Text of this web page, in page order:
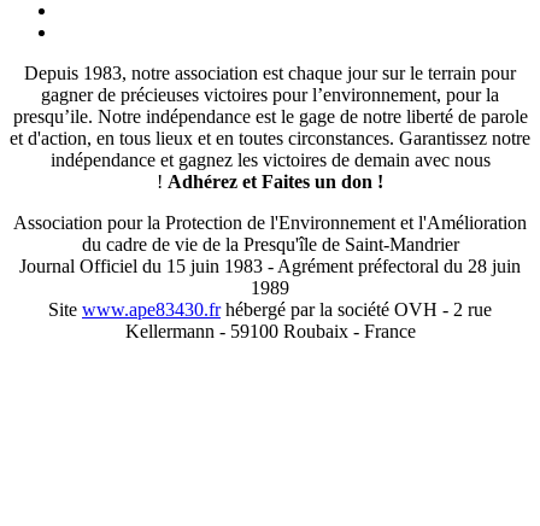
Depuis 1983, notre association est chaque jour sur le terrain pour
gagner de précieuses victoires pour l’environnement, pour la
presqu’ile. Notre indépendance est le gage de notre liberté de parole
et d'action, en tous lieux et en toutes circonstances. Garantissez notre
indépendance et gagnez les victoires de demain avec nous
! Adhérez et Faites un don !
Association pour la Protection de l'Environnement et l'Amélioration
du cadre de vie de la Presqu'île de Saint-Mandrier
Journal Officiel du 15 juin 1983 - Agrément préfectoral du 28 juin
1989
Site www.ape83430.frhébergé par la société OVH - 2 rue
Kellermann - 59100 Roubaix - France